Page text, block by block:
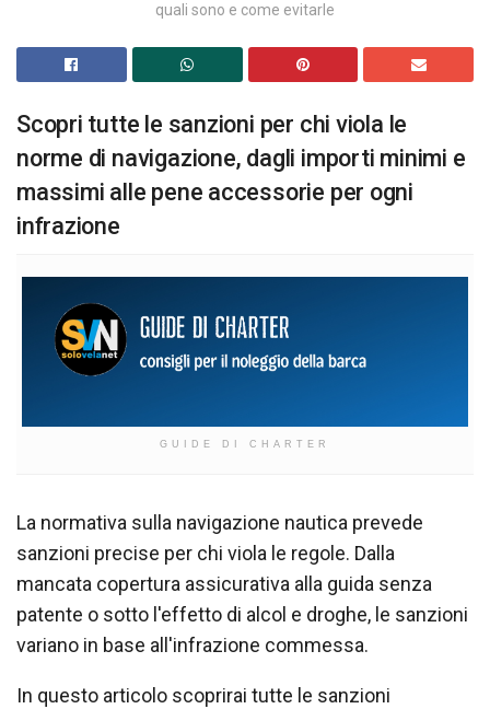
quali sono e come evitarle
Scopri tutte le sanzioni per chi viola le
norme di navigazione, dagli importi minimi e
massimi alle pene accessorie per ogni
infrazione
GUIDE DI CHARTER
La normativa sulla navigazione nautica prevede
sanzioni precise per chi viola le regole. Dalla
mancata copertura assicurativa alla guida senza
patente o sotto l'effetto di alcol e droghe, le sanzioni
variano in base all'infrazione commessa.
In questo articolo scoprirai tutte le sanzioni